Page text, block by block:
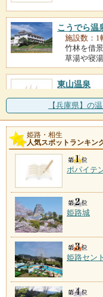
こうでら温
施設数：1
竹林を借
草湯や寝
東山温泉
【兵庫県】の
姫路・相生
人気スポットランキン
ポパイテ
姫路城
姫路セン